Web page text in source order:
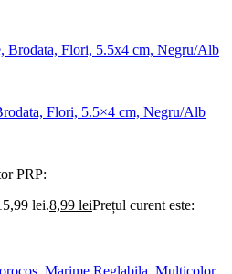
Flori, 5.5×4 cm, Negru/Alb
PRP:
lei.8,99 leiPrețul curent este: